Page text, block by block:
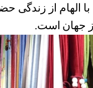
الهام از زندگی
جهان است.